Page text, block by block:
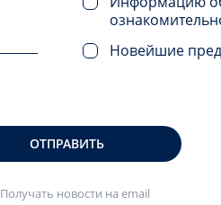
Новейшие
ОТПРАВИТЬ
Получать новости на email